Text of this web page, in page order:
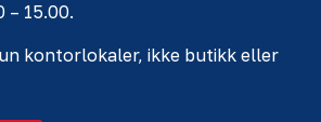
– 15.00.
kontorlokaler, ikke butikk eller